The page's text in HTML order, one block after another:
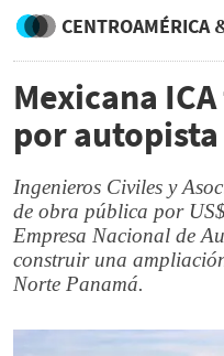
CENTROAMÉRICA
Mexicana
por autopista
Ingenieros Civiles y
de obra pública por
Empresa Nacional de
construir una
Norte Panamá.